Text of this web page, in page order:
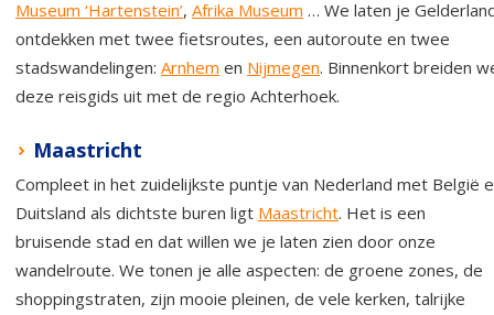
Museum ‘Hartenstein’, Afrika Museum … We laten je
ontdekken met twee fietsroutes, een autoroute en twee
stadswandelingen: Arnhem en Nijmegen. Binnenkort breiden
deze reisgids uit met de regio Achterhoek.
Maastricht
Compleet in het zuidelijkste puntje van Nederland met België
Duitsland als dichtste buren ligt Maastricht. Het is een
bruisende stad en dat willen we je laten zien door onze
wandelroute. We tonen je alle aspecten: de groene zones, de
shoppingstraten, zijn mooie pleinen, de vele kerken, talrijke